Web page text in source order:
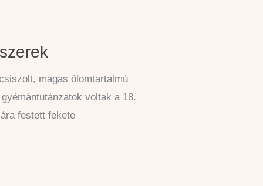
magas ólomtartalmú
voltak a 18.
festett fekete